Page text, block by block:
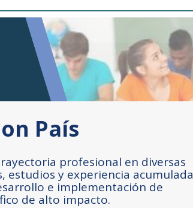
País
profesional en diversas
estudios y experiencia acumulada
e implementación de
de alto impacto.